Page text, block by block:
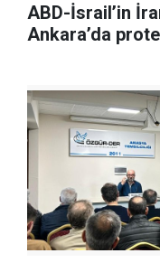
ABD-İsrail’in
Ankara’da